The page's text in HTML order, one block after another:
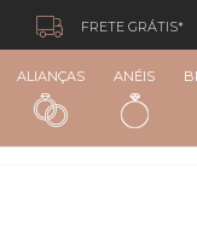
FRETE GRÁTIS*
ALIANÇAS ANÉIS